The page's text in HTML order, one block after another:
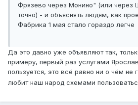
Фрязево через Монино" (или через
точно) - и объяснять людям, как
Фабрика 1 мая стало гораздо легче
Да это давно уже объявляют так,
примеру, первый раз услугами
пользуется, это всё равно ни о чём не
любит наш народ схемами